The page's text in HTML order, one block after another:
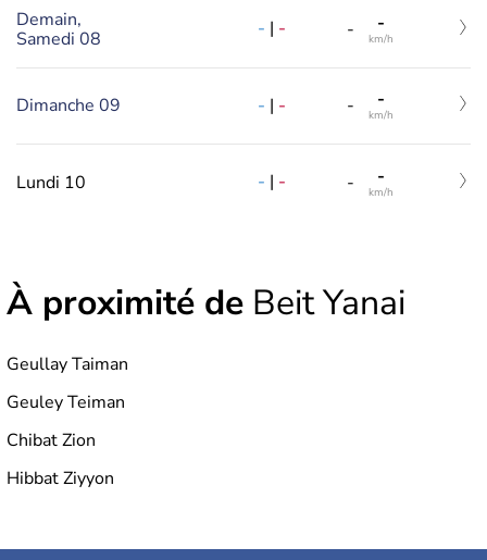
Demain,
Samedi 08
- | - - -
km/h
Dimanche 09 - | - - -
km/h
Lundi 10 - | - - -
km/h
À proximité de Beit Yanai
Geullay Taiman
Geuley Teiman
Chibat Zion
Hibbat Ziyyon